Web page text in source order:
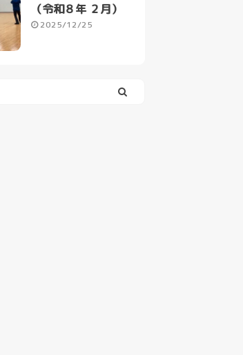
（令和８年 ２月）
2025/12/25